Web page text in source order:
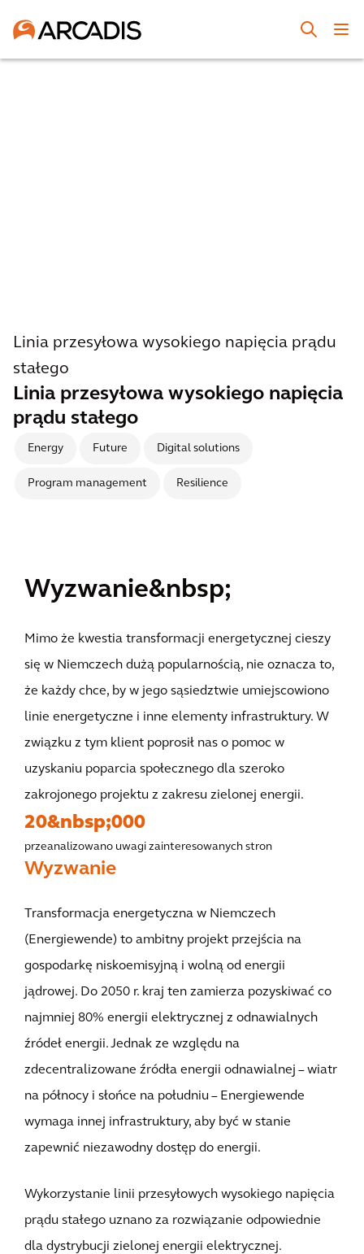
Linia przesyłowa wysokiego napięcia prądu
stałego
Linia przesyłowa wysokiego napięcia
prądu stałego
Energy Future Digital solutions
Program management Resilience
Wyzwanie&nbsp;
Mimo że kwestia transformacji energetycznej cieszy
się w Niemczech dużą popularnością, nie oznacza to,
że każdy chce, by w jego sąsiedztwie umiejscowiono
linie energetyczne i inne elementy infrastruktury. W
związku z tym klient poprosił nas o pomoc w
uzyskaniu poparcia społecznego dla szeroko
zakrojonego projektu z zakresu zielonej energii.
20&nbsp;000
przeanalizowano uwagi zainteresowanych stron
Wyzwanie
Transformacja energetyczna w Niemczech
(Energiewende) to ambitny projekt przejścia na
gospodarkę niskoemisyjną i wolną od energii
jądrowej. Do 2050 r. kraj ten zamierza pozyskiwać co
najmniej 80% energii elektrycznej z odnawialnych
źródeł energii. Jednak ze względu na
zdecentralizowane źródła energii odnawialnej – wiatr
na północy i słońce na południu – Energiewende
wymaga innej infrastruktury, aby być w stanie
zapewnić niezawodny dostęp do energii.
Wykorzystanie linii przesyłowych wysokiego napięcia
prądu stałego uznano za rozwiązanie odpowiednie
dla dystrybucji zielonej energii elektrycznej.